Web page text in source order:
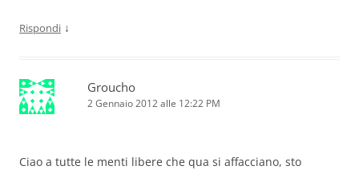
Rispondi ↓
Groucho
2 Gennaio 2012 alle 12:22 PM
Ciao a tutte le menti libere che qua si affacciano, sto